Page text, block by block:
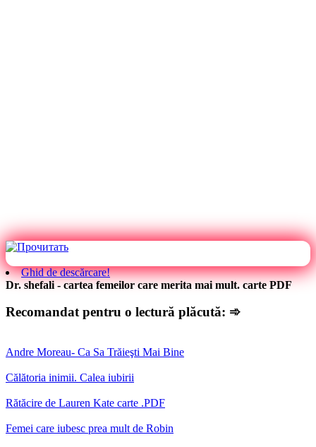
Ghid de descărcare!
Dr. shefali - cartea femeilor care merita mai mult. carte PDF
Recomandat pentru o lectură plăcută: ➾
Andre Moreau- Ca Sa Trăieşti Mai Bine
Călătoria inimii. Calea iubirii
Rătăcire de Lauren Kate carte .PDF
Femei care iubesc prea mult de Robin